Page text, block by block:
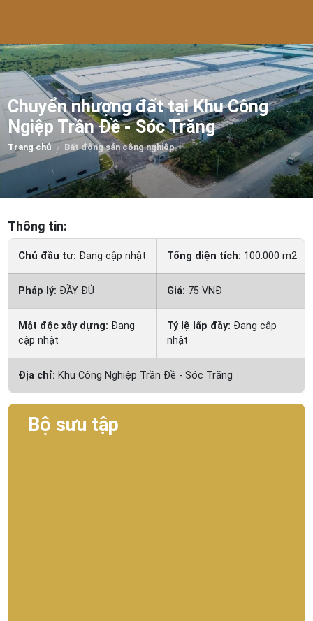
Chuyển nhượng đất tại Khu Công
Ngiệp Trần Đề - Sóc Trăng
Trang chủ / Bất động sản công nghiệp
Thông tin:
Chủ đầu tư: Đang cập nhật Tổng diện tích: 100.000 m2
Pháp lý: ĐẦY ĐỦ Giá: 75 VNĐ
Mật độc xây dựng: Đang
cập nhật
Tỷ lệ lấp đầy: Đang cập
nhật
Địa chỉ:Khu Công Nghiệp Trần Đề - Sóc Trăng
Bộ sưu tập